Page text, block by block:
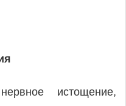
истощение,